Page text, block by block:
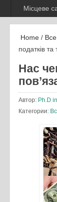
Місцеве
Home/
податків
Нас
Автор: Ph.D
Категории: